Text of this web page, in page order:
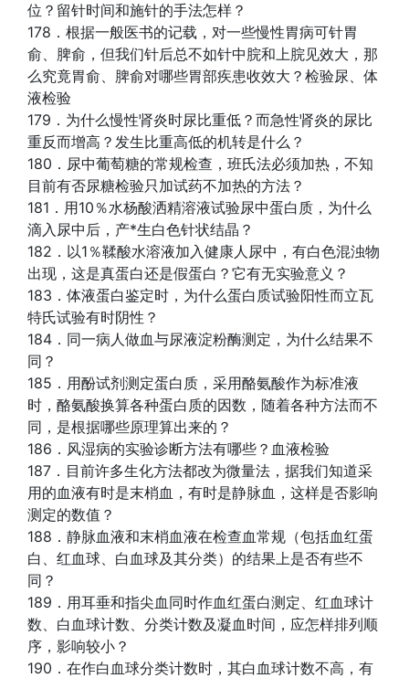
位？留针时间和施针的手法怎样？
178．根据一般医书的记载，对一些慢性胃病可针胃
俞、脾俞，但我们针后总不如针中脘和上脘见效大，那
么究竟胃俞、脾俞对哪些胃部疾患收效大？检验尿、体
液检验
179．为什么慢性肾炎时尿比重低？而急性肾炎的尿比
重反而增高？发生比重高低的机转是什么？
180．尿中葡萄糖的常规检查，班氏法必须加热，不知
目前有否尿糖检验只加试药不加热的方法？
181．用10％水杨酸洒精溶液试验尿中蛋白质，为什么
滴入尿中后，产*生白色针状结晶？
182．以1％鞣酸水溶液加入健康人尿中，有白色混浊物
出现，这是真蛋白还是假蛋白？它有无实验意义？
183．体液蛋白鉴定时，为什么蛋白质试验阳性而立瓦
特氏试验有时阴性？
184．同一病人做血与尿液淀粉酶测定，为什么结果不
同？
185．用酚试剂测定蛋白质，采用酪氨酸作为标准液
时，酪氨酸换算各种蛋白质的因数，随着各种方法而不
同，是根据哪些原理算出来的？
186．风湿病的实验诊断方法有哪些？血液检验
187．目前许多生化方法都改为微量法，据我们知道采
用的血液有时是末梢血，有时是静脉血，这样是否影响
测定的数值？
188．静脉血液和末梢血液在检查血常规（包括血红蛋
白、红血球、白血球及其分类）的结果上是否有些不
同？
189．用耳垂和指尖血同时作血红蛋白测定、红血球计
数、白血球计数、分类计数及凝血时间，应怎样排列顺
序，影响较小？
190．在作白血球分类计数时，其白血球计数不高，有